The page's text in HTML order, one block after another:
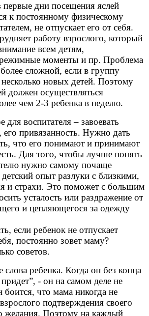
дни посещения яслей
к постоянному физическому
не отпускает его от себя.
работу взрослого, который
всем детям,
режимные моменты и пр. Проблема
сложной, если в группу
новых детей. Поэтому
должен осуществляться
чем 2-3 ребенка в неделю.
воспитателя – завоевать
привязанность. Нужно дать
что его понимают и принимают
Для того, чтобы лучше понять
нужно самому почаще
опыт разлуки с близкими,
и страхи. Это поможет с большим
усталость или раздражение от
и цепляющегося за одежду
если ребенок не отпускает
постоянно зовет маму?
советов.
слова ребенка. Когда он без конца
- он на самом деле не
боится, что мама никогда не
подтверждения своего
желания. Поэтому на каждый